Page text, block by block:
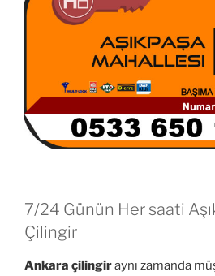
7/24 Günün Her saati
Çilingir
Ankara çilingiraynı zamanda